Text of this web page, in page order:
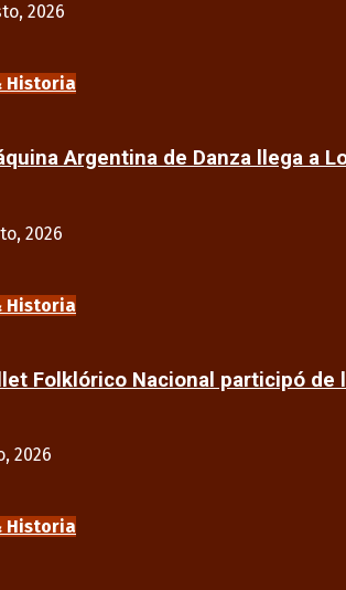
2026
Historia
Argentina de Danza llega a
2026
Historia
Folklórico Nacional participó de
2026
Historia